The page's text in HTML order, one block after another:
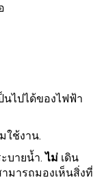
นไปได้ของไฟฟ้า
ใช้งาน.
บายน้ำ.ไม่ เดิน
มารถมองเห็นสิ่งที่